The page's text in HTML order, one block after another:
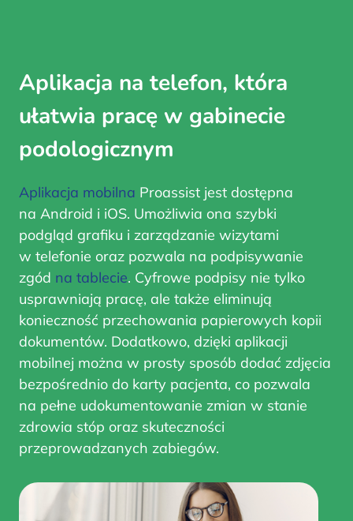
Aplikacja na telefon, która
ułatwia pracę w gabinecie
podologicznym
Aplikacja mobilna Proassist jest dostępna
na Android i iOS. Umożliwia ona szybki
podgląd grafiku i zarządzanie wizytami
w telefonie oraz pozwala na podpisywanie
zgód na tablecie. Cyfrowe podpisy nie tylko
usprawniają pracę, ale także eliminują
konieczność przechowania papierowych kopii
dokumentów. Dodatkowo, dzięki aplikacji
mobilnej można w prosty sposób dodać zdjęcia
bezpośrednio do karty pacjenta, co pozwala
na pełne udokumentowanie zmian w stanie
zdrowia stóp oraz skuteczności
przeprowadzanych zabiegów.